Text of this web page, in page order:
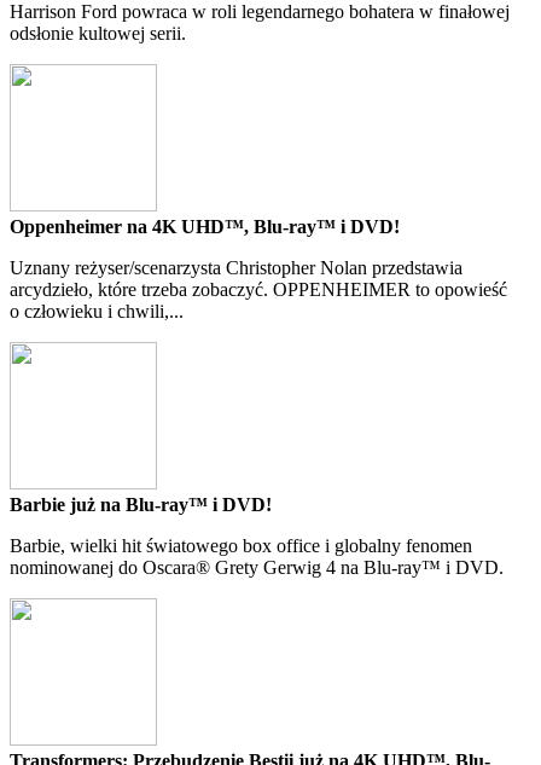
Harrison Ford powraca w roli legendarnego bohatera w finałowej
odsłonie kultowej serii.
Oppenheimer na 4K UHD™, Blu-ray™ i DVD!
Uznany reżyser/scenarzysta Christopher Nolan przedstawia
arcydzieło, które trzeba zobaczyć. OPPENHEIMER to opowieść
o człowieku i chwili,...
Barbie już na Blu-ray™ i DVD!
Barbie, wielki hit światowego box office i globalny fenomen
nominowanej do Oscara® Grety Gerwig 4 na Blu-ray™ i DVD.
Transformers: Przebudzenie Bestii już na 4K UHD™, Blu-